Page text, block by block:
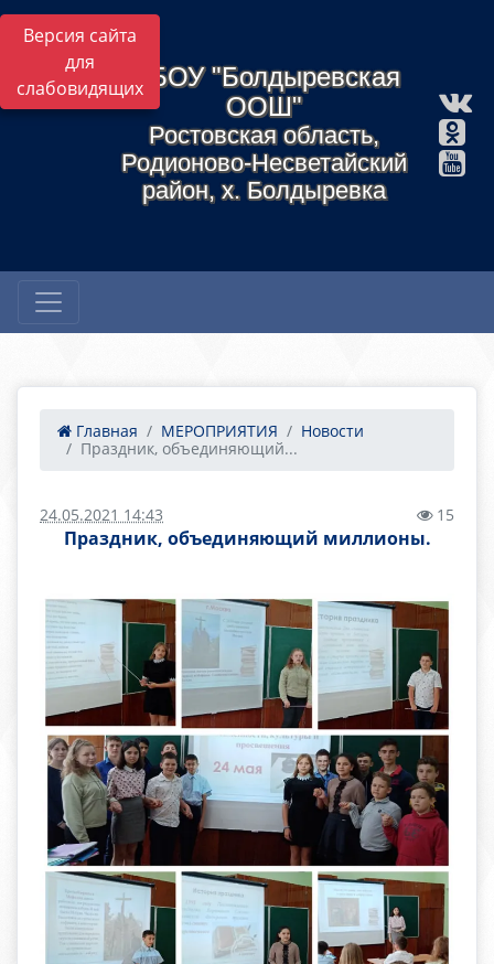
Версия сайта
для
слабовидящихМБОУ "Болдыревская
ООШ"
Ростовская область,
Родионово-Несветайский
район, х. Болдыревка
Главная МЕРОПРИЯТИЯ
Новости
Праздник, объединяющий...
24.05.2021 14:43 15
Праздник, объединяющий миллионы.